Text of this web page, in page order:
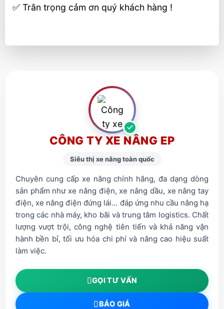
✅ Trân trọng cảm ơn quý khách hàng !
CÔNG TY XE NÂNG EP
Siêu thị xe nâng toàn quốc
Chuyên cung cấp xe nâng chính hãng, đa dạng dòng
sản phẩm như xe nâng điện, xe nâng dầu, xe nâng tay
điện, xe nâng điện đứng lái... đáp ứng nhu cầu nâng hạ
trong các nhà máy, kho bãi và trung tâm logistics. Chất
lượng vượt trội, công nghệ tiên tiến và khả năng vận
hành bền bỉ, tối ưu hóa chi phí và nâng cao hiệu suất
làm việc.
GỌI TƯ VẤN
BÁO GIÁ